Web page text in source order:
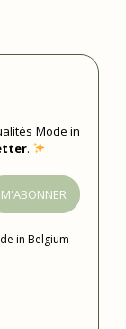
Mode in
.
M'ABONNER
in Belgium